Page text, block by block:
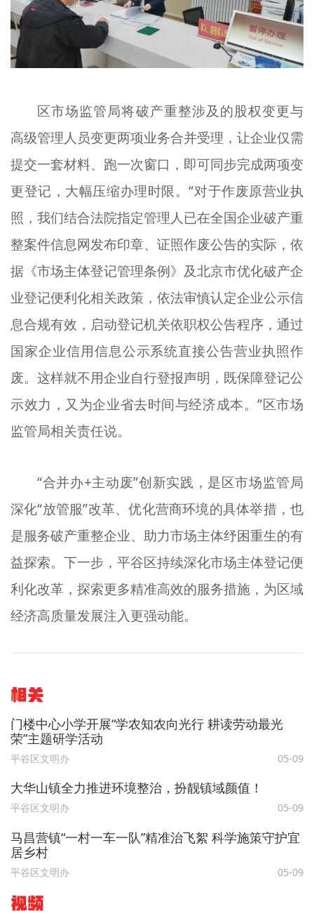
区市场监管局将破产重整涉及的股权变更与
高级管理人员变更两项业务合并受理，让企业仅需
提交一套材料、跑一次窗口，即可同步完成两项变
更登记，大幅压缩办理时限。“对于作废原营业执
照，我们结合法院指定管理人已在全国企业破产重
整案件信息网发布印章、证照作废公告的实际，依
据《市场主体登记管理条例》及北京市优化破产企
业登记便利化相关政策，依法审慎认定企业公示信
息合规有效，启动登记机关依职权公告程序，通过
国家企业信用信息公示系统直接公告营业执照作
废。这样就不用企业自行登报声明，既保障登记公
示效力，又为企业省去时间与经济成本。”区市场
监管局相关责任说。
“合并办+主动废”创新实践，是区市场监管局
深化“放管服”改革、优化营商环境的具体举措，也
是服务破产重整企业、助力市场主体纾困重生的有
益探索。下一步，平谷区持续深化市场主体登记便
利化改革，探索更多精准高效的服务措施，为区域
经济高质量发展注入更强动能。
相关
门楼中心小学开展“学农知农向光行 耕读劳动最光
荣”主题研学活动
平谷区文明办 05-09
大华山镇全力推进环境整治，扮靓镇域颜值！
平谷区文明办 05-09
马昌营镇“一村一车一队”精准治飞絮 科学施策守护宜
居乡村
平谷区文明办 05-09
视频